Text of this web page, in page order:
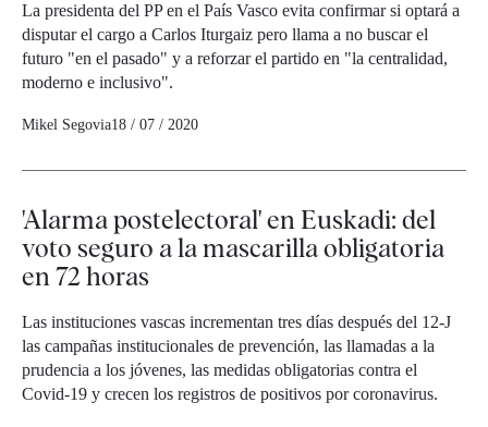
La presidenta del PP en el País Vasco evita confirmar si optará a
disputar el cargo a Carlos Iturgaiz pero llama a no buscar el
futuro "en el pasado" y a reforzar el partido en "la centralidad,
moderno e inclusivo".
Mikel Segovia18 / 07 / 2020
'Alarma postelectoral' en Euskadi: del
voto seguro a la mascarilla obligatoria
en 72 horas
Las instituciones vascas incrementan tres días después del 12-J
las campañas institucionales de prevención, las llamadas a la
prudencia a los jóvenes, las medidas obligatorias contra el
Covid-19 y crecen los registros de positivos por coronavirus.